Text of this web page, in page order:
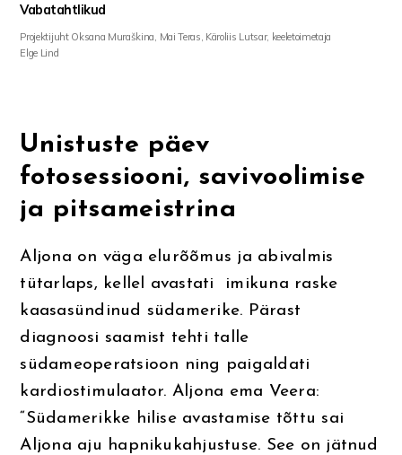
Vabatahtlikud
Projektijuht Oksana Muraškina, Mai Teras, Käroliis Lutsar, keeletoimetaja
Elge Lind
Unistuste päev
fotosessiooni, savivoolimise
ja pitsameistrina
Aljona on väga elurõõmus ja abivalmis
tütarlaps, kellel avastati imikuna raske
kaasasündinud südamerike. Pärast
diagnoosi saamist tehti talle
südameoperatsioon ning paigaldati
kardiostimulaator. Aljona ema Veera:
“Südamerikke hilise avastamise tõttu sai
Aljona aju hapnikukahjustuse. See on jätnud